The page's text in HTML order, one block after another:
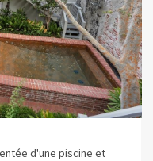
d'une piscine et